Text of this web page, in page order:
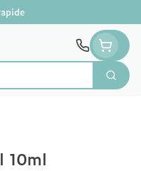
10ml